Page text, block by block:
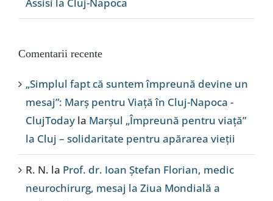
Comentarii recente
„Simplul fapt că suntem împreună devine un
mesaj”: Marș pentru Viață în Cluj-Napoca -
ClujToday la Marșul „Împreună pentru viață”
la Cluj – solidaritate pentru apărarea vieții
R. N. la Prof. dr. Ioan Ștefan Florian, medic
neurochirurg, mesaj la Ziua Mondială a